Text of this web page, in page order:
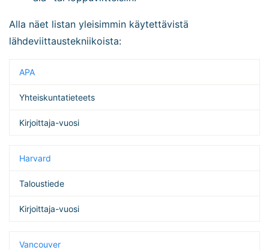
Alla näet listan yleisimmin käytettävistä
lähdeviittaustekniikoista:
APA
Yhteiskuntatieteets
Kirjoittaja-vuosi
Harvard
Taloustiede
Kirjoittaja-vuosi
Vancouver